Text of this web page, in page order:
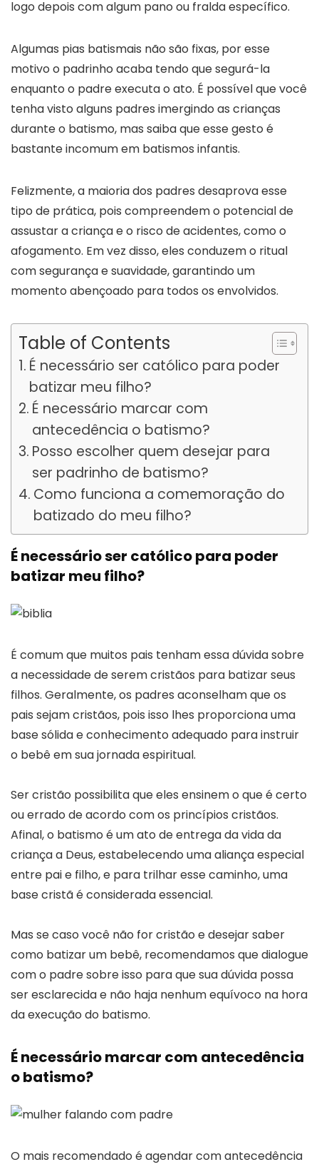
logo depois com algum pano ou fralda específico.
Algumas pias batismais não são fixas, por esse
motivo o padrinho acaba tendo que segurá-la
enquanto o padre executa o ato. É possível que você
tenha visto alguns padres imergindo as crianças
durante o batismo, mas saiba que esse gesto é
bastante incomum em batismos infantis.
Felizmente, a maioria dos padres desaprova esse
tipo de prática, pois compreendem o potencial de
assustar a criança e o risco de acidentes, como o
afogamento. Em vez disso, eles conduzem o ritual
com segurança e suavidade, garantindo um
momento abençoado para todos os envolvidos.
Table of Contents
É necessário ser católico para poder
batizar meu filho?
É necessário marcar com
antecedência o batismo?
Posso escolher quem desejar para
ser padrinho de batismo?
Como funciona a comemoração do
batizado do meu filho?
É necessário ser católico para poder
batizar meu filho?
É comum que muitos pais tenham essa dúvida sobre
a necessidade de serem cristãos para batizar seus
filhos. Geralmente, os padres aconselham que os
pais sejam cristãos, pois isso lhes proporciona uma
base sólida e conhecimento adequado para instruir
o bebê em sua jornada espiritual.
Ser cristão possibilita que eles ensinem o que é certo
ou errado de acordo com os princípios cristãos.
Afinal, o batismo é um ato de entrega da vida da
criança a Deus, estabelecendo uma aliança especial
entre pai e filho, e para trilhar esse caminho, uma
base cristã é considerada essencial.
Mas se caso você não for cristão e desejar saber
como batizar um bebê, recomendamos que dialogue
com o padre sobre isso para que sua dúvida possa
ser esclarecida e não haja nenhum equívoco na hora
da execução do batismo.
É necessário marcar com antecedência
o batismo?
O mais recomendado é agendar com antecedência